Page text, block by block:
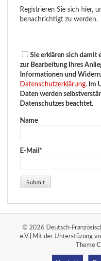
Registrieren Sie sich hier,
benachrichtigt zu werden.
Sie erklären sich damit
zur Bearbeitung Ihres
Informationen und
Datenschutzerklärung. Im
Daten werden
Datenschutzes beachtet.
Name
E-Mail*
© 2026 Deutsch-
e.V.| Mit der Unterstüzung
Theme